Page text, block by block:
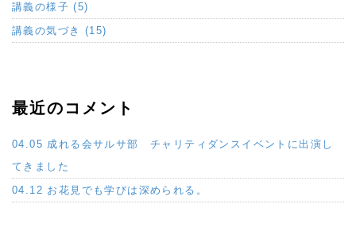
講義の様子 (5)
講義の気づき (15)
最近のコメント
04.05 成れる会サルサ部 チャリティダンスイベントに出演し
てきました
04.12 お花見でも学びは深められる。